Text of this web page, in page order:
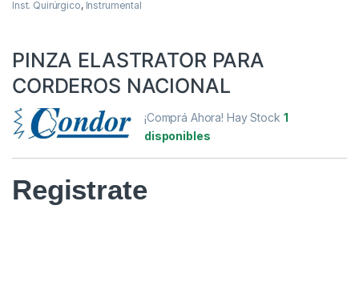
Inst. Quirúrgico, Instrumental
PINZA ELASTRATOR PARA
CORDEROS NACIONAL
¡Comprá Ahora! Hay Stock 1
disponibles
Registrate